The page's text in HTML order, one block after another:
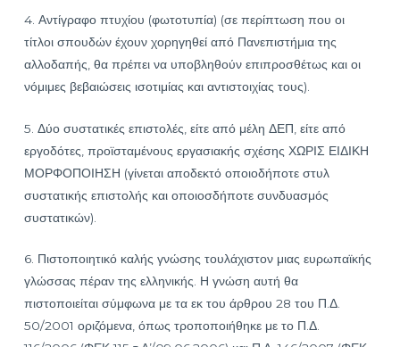
4. Αντίγραφο πτυχίου (φωτοτυπία) (σε περίπτωση που οι
τίτλοι σπουδών έχουν χορηγηθεί από Πανεπιστήμια της
αλλοδαπής, θα πρέπει να υποβληθούν επιπροσθέτως και οι
νόμιμες βεβαιώσεις ισοτιμίας και αντιστοιχίας τους).
5. Δύο συστατικές επιστολές, είτε από μέλη ΔΕΠ, είτε από
εργοδότες, προϊσταμένους εργασιακής σχέσης ΧΩΡΙΣ ΕΙΔΙΚΗ
ΜΟΡΦΟΠΟΙΗΣΗ (γίνεται αποδεκτό οποιοδήποτε στυλ
συστατικής επιστολής και οποιοσδήποτε συνδυασμός
συστατικών).
6. Πιστοποιητικό καλής γνώσης τουλάχιστον μιας ευρωπαϊκής
γλώσσας πέραν της ελληνικής. Η γνώση αυτή θα
πιστοποιείται σύμφωνα με τα εκ του άρθρου 28 του Π.Δ.
50/2001 οριζόμενα, όπως τροποποιήθηκε με το Π.Δ.